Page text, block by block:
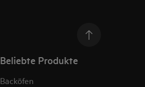
Beliebte Produkte
Backöfen